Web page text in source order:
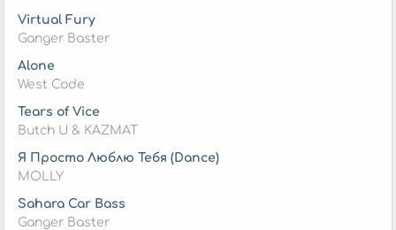
Virtual Fury
Ganger Baster
Alone
West Code
Tears of Vice
Butch U & KAZMAT
Я Просто Люблю Тебя (Dance)
MOLLY
Sahara Car Bass
Ganger Baster